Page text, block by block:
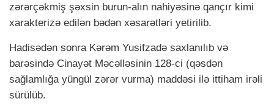
zərərçəkmiş şəxsin burun-alın nahiyəsinə qançır kimi
xarakterizə edilən bədən xəsarətləri yetirilib.
Hadisədən sonra Kərəm Yusifzadə saxlanılıb və
barəsində Cinayət Məcəlləsinin 128-ci (qəsdən
sağlamlığa yüngül zərər vurma) maddəsi ilə ittiham irəli
sürülüb.